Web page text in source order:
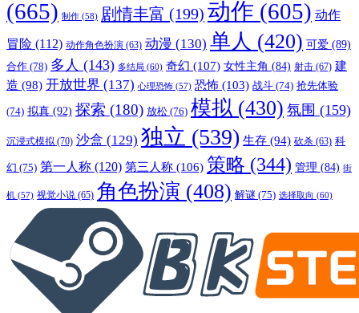
(665) 制作 (58) 剧情丰富 (199) 动作 (605) 动作
冒险 (112) 动作角色扮演 (63) 动漫 (130) 单人 (420) 可爱 (89)
合作 (78) 多人 (143) 多结局 (60) 奇幻 (107) 女性主角 (84) 射击 (67) 建
造 (98) 开放世界 (137) 心理恐怖 (57) 恐怖 (103) 战斗 (74) 抢先体验
(74) 拟真 (92) 探索 (180) 放松 (76) 模拟 (430) 氛围 (159)
沉浸式模拟 (70) 沙盒 (129) 独立 (539) 生存 (94) 砍杀 (63) 科
幻 (75) 第一人称 (120) 第三人称 (106) 策略 (344) 管理 (84) 街
机 (57) 视觉小说 (65) 角色扮演 (408) 解谜 (75) 选择取向 (60)